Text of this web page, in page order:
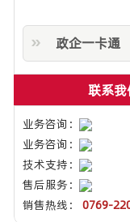
政企一卡通
联系我
业务咨询：
业务咨询：
技术支持：
售后服务：
销售热线： 0769-